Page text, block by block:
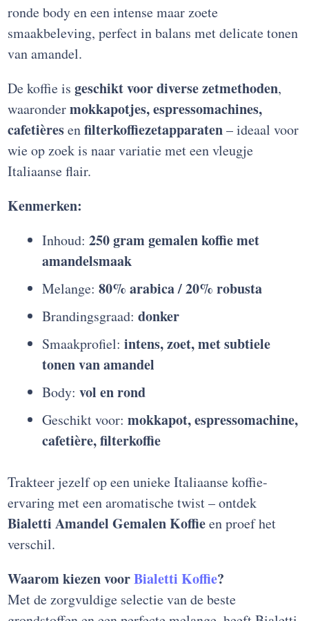
ronde body en een intense maar zoete
smaakbeleving, perfect in balans met delicate tonen
van amandel.
De koffie isgeschikt voor diverse zetmethoden,
waarondermokkapotjes, espressomachines,
cafetièresenfilterkoffiezetapparaten– ideaal voor
wie op zoek is naar variatie met een vleugje
Italiaanse flair.
Kenmerken:
Inhoud:250 gram gemalen koffie met
amandelsmaak
Melange:80% arabica / 20% robusta
Brandingsgraad:donker
Smaakprofiel:intens, zoet, met subtiele
tonen van amandel
Body:vol en rond
Geschikt voor:mokkapot, espressomachine,
cafetière, filterkoffie
Trakteer jezelf op een unieke Italiaanse koffie-
ervaring met een aromatische twist – ontdek
Bialetti Amandel Gemalen Koffieen proef het
verschil.
Waarom kiezen voorBialetti Koffie?
Met de zorgvuldige selectie van de beste